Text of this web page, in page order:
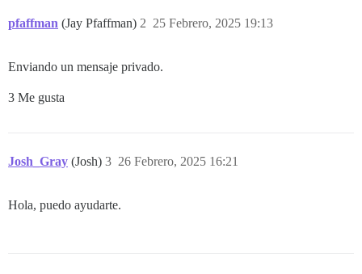
pfaffman (Jay Pfaffman) 25 Febrero, 2025 19:13
2
Enviando un mensaje privado.
3 Me gusta
Josh_Gray (Josh) 26 Febrero, 2025 16:21
3
Hola, puedo ayudarte.